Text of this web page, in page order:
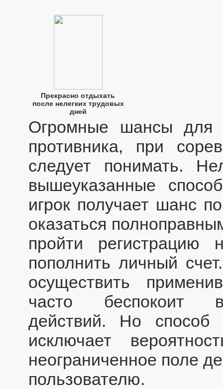
Прекрасно отдыхать
после нелегких трудовых
дней
Огромные шансы для
противника, при
следует понимать.
вышеуказанные
игрок получает шанс
оказаться
пройти
пополнить личный
осуществить
часто беспокоит
действий. Но способ
исключает
неограниченное поле
пользователю.